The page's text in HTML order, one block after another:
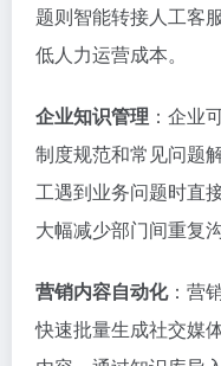
题则智能转接人工客
低人力运营成本。
企业知识管理 ：企业
制度规范和常见问题
工遇到业务问题时直
大幅减少部门间重复
营销内容自动化：营
快速批量生成社交媒